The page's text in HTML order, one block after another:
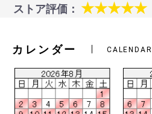
ストア評価： ★★★★★
カレンダー CALENDAR